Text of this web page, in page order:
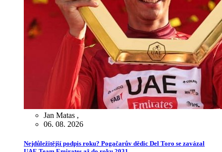
Jan Matas ,
06. 08. 2026
Nejdůležitější podpis roku? Pogačarův dědic Del Toro se zavázal